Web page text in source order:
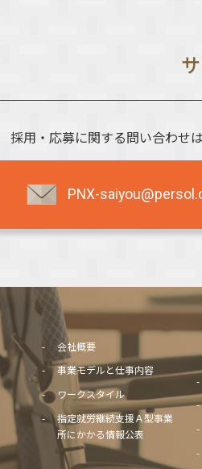
採用・応募に関する問い合わせ
PNX-
会社概要
事業モデルと仕事内容
ワークスタイル
指定就労継続支援Ａ型事業
所にかかる情報公表